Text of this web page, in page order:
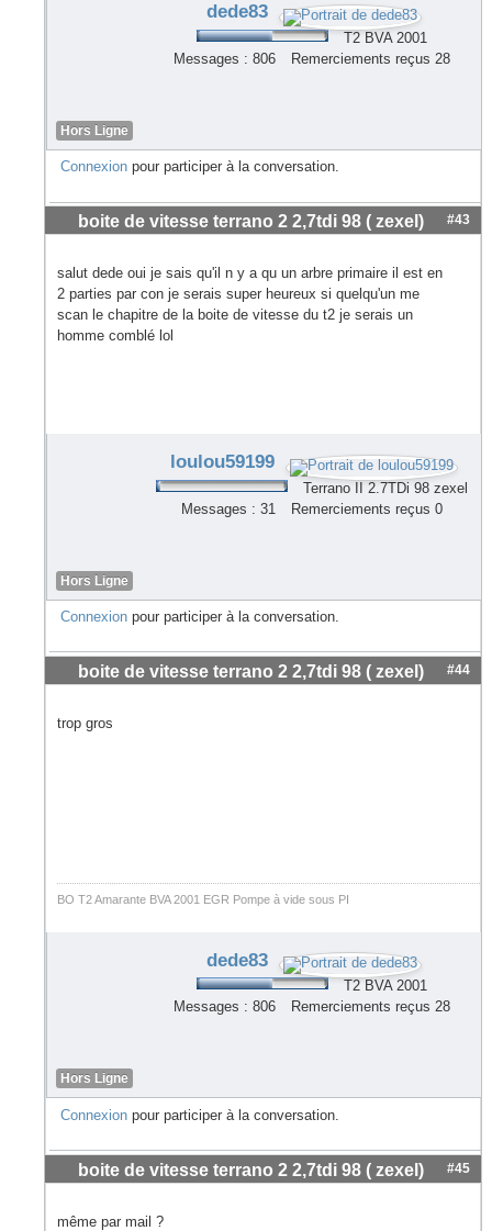
dede83
T2 BVA 2001
Messages : 806
Remerciements reçus 28
Hors Ligne
Connexion pour participer à la conversation.
boite de vitesse terrano 2 2,7tdi 98 ( zexel) #43
salut dede oui je sais qu'il n y a qu un arbre primaire il est en
2 parties par con je serais super heureux si quelqu'un me
scan le chapitre de la boite de vitesse du t2 je serais un
homme comblé lol
loulou59199
Terrano II 2.7TDi 98 zexel
Messages : 31
Remerciements reçus 0
Hors Ligne
Connexion pour participer à la conversation.
boite de vitesse terrano 2 2,7tdi 98 ( zexel) #44
trop gros
BO T2 Amarante BVA 2001 EGR Pompe à vide sous PI
dede83
T2 BVA 2001
Messages : 806
Remerciements reçus 28
Hors Ligne
Connexion pour participer à la conversation.
boite de vitesse terrano 2 2,7tdi 98 ( zexel) #45
même par mail ?